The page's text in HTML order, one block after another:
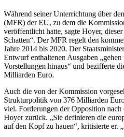
Während seiner Unterrichtung über
(MFR) der EU, zu dem die
veröffentlicht hatte, sagte Hoyer,
Schatten“. Der MFR regelt den
Jahre 2014 bis 2020. Der
Entwurf enthaltenen Ausgaben „gehen
Vorstellungen hinaus“ und bezifferte
Milliarden Euro.
Auch die von der Kommission
Strukturpolitik von 376 Milliarden
viel. Forderungen der Opposition nach
Hoyer zurück. „Sie definieren die
auf den Kopf zu hauen“, kritisierte er.